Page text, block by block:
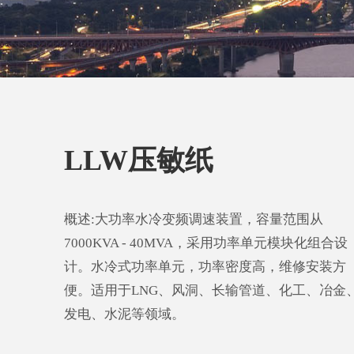
LLW压敏纸
概述:大功率水冷变频调速装置，容量范围从
7000KVA - 40MVA，采用功率单元模块化组合设
计。水冷式功率单元，功率密度高，维修安装方
便。适用于LNG、风洞、长输管道、化工、冶金
发电、水泥等领域。